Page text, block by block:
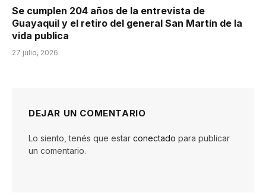
Se cumplen 204 años de la entrevista de
Guayaquil y el retiro del general San Martín de la
vida publica
27 julio, 2026
DEJAR UN COMENTARIO
Lo siento, tenés que estar conectado para publicar
un comentario.